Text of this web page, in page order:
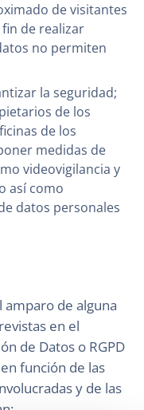
de visitantes
de realizar
no permiten
la seguridad;
de los
de los
medidas de
videovigilancia y
así como
datos personales
amparo de alguna
en el
de Datos o RGPD
función de las
y de las